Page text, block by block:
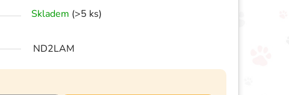
Skladem (>5 ks)
ND2LAM